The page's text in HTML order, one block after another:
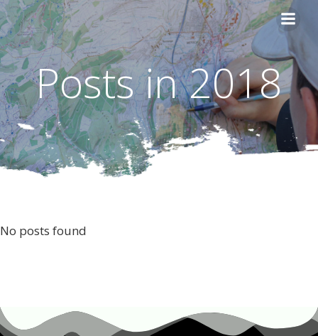
Skip
to
content
Posts in 2018
No posts found